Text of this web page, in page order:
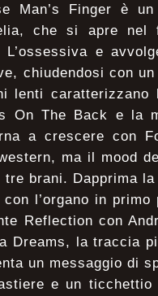
Man’s Finger è
che si apre
L’ossessiva e
chiudendosi con
lenti
On The Back e la
a crescere con
ma il mood
brani. Dapprima
l’organo in
Reflection con
Dreams, la traccia
un messaggio di
e un ticchettio